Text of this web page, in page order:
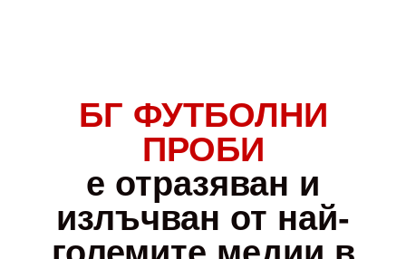
БГ ФУТБОЛНИ
ПРОБИ
е отразяван и
излъчван от най-